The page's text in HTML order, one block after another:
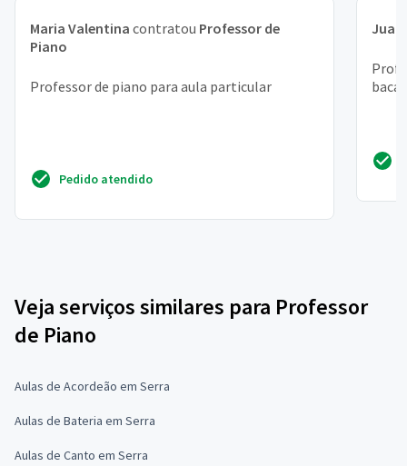
Maria Valentina contratou Professor de
Piano
Professor de piano para aula particular
Pedido atendido
Juan
Veja serviços similares para Professor
de Piano
Aulas de Acordeão em Serra
Aulas de Bateria em Serra
Aulas de Canto em Serra